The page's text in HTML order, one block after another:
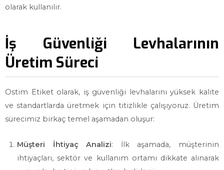
olarak kullanılır.
İş Güvenliği Levhalarının
Üretim Süreci
Ostim Etiket olarak, iş güvenliği levhalarını yüksek kalite
ve standartlarda üretmek için titizlikle çalışıyoruz. Üretim
sürecimiz birkaç temel aşamadan oluşur:
Müşteri İhtiyaç Analizi: İlk aşamada, müşterinin
ihtiyaçları, sektör ve kullanım ortamı dikkate alınarak